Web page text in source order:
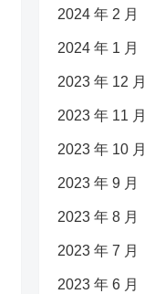
2024 年 2 月
2024 年 1 月
2023 年 12 月
2023 年 11 月
2023 年 10 月
2023 年 9 月
2023 年 8 月
2023 年 7 月
2023 年 6 月